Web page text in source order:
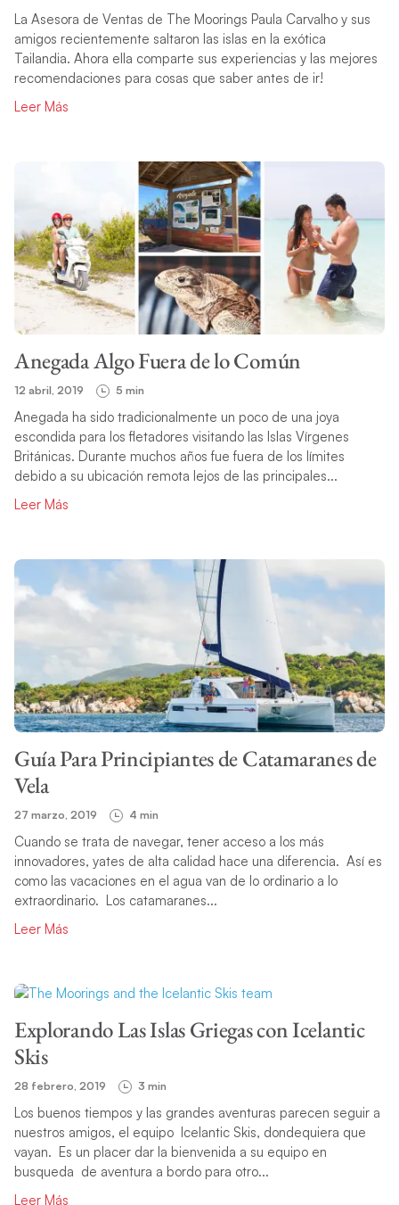
La Asesora de Ventas de The Moorings Paula Carvalho y sus
amigos recientemente saltaron las islas en la exótica
Tailandia. Ahora ella comparte sus experiencias y las mejores
recomendaciones para cosas que saber antes de ir!
Leer Más
Anegada Algo Fuera de lo Común
12 abril, 2019 5 min
Anegada ha sido tradicionalmente un poco de una joya
escondida para los fletadores visitando las Islas Vírgenes
Británicas. Durante muchos años fue fuera de los límites
debido a su ubicación remota lejos de las principales...
Leer Más
Guía Para Principiantes de Catamaranes de
Vela
27 marzo, 2019 4 min
Cuando se trata de navegar, tener acceso a los más
innovadores, yates de alta calidad hace una diferencia. Así es
como las vacaciones en el agua van de lo ordinario a lo
extraordinario. Los catamaranes...
Leer Más
Explorando Las Islas Griegas con Icelantic
Skis
28 febrero, 2019 3 min
Los buenos tiempos y las grandes aventuras parecen seguir a
nuestros amigos, el equipo Icelantic Skis, dondequiera que
vayan. Es un placer dar la bienvenida a su equipo en
busqueda de aventura a bordo para otro...
Leer Más